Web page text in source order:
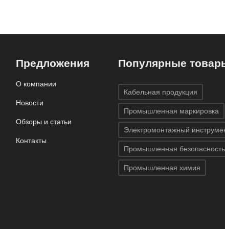
Предложения
О компании
Новости
Обзоры и статьи
Контакты
Популярные
Кабельная продукция
Промышленная маркировка
Электромонтажный
Промышленная безопасность
Промышленная химия